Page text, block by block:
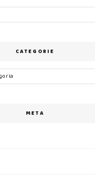
CATEGORIE
META